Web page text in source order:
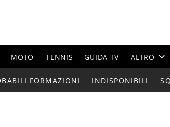
MOTO TENNIS GUIDA TV ALTRO
FORMAZIONI INDISPONIBILI